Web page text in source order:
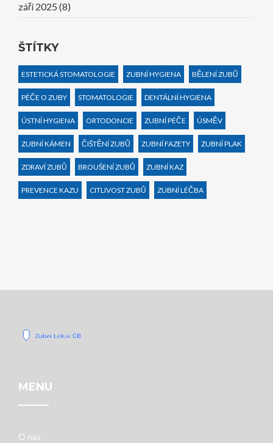
září 2025 (8)
ŠTÍTKY
ESTETICKÁ STOMATOLOGIE ZUBNÍ HYGIENA BĚLENÍ ZUBŮ
PÉČE O ZUBY STOMATOLOGIE DENTÁLNÍ HYGIENA
ÚSTNÍ HYGIENA ORTODONCIE ZUBNÍ PÉČE ÚSMĚV
ZUBNÍ KÁMEN ČIŠTĚNÍ ZUBŮ ZUBNÍ FAZETY ZUBNÍ PLAK
ZDRAVÍ ZUBŮ BROUŠENÍ ZUBŮ ZUBNÍ KAZ
PREVENCE KAZU CITLIVOST ZUBŮ ZUBNÍ LÉČBA
MENU
O nás